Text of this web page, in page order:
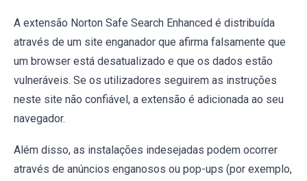
A extensão Norton Safe Search Enhanced é distribuída
através de um site enganador que afirma falsamente que
um browser está desatualizado e que os dados estão
vulneráveis. Se os utilizadores seguirem as instruções
neste site não confiável, a extensão é adicionada ao seu
navegador.
Além disso, as instalações indesejadas podem ocorrer
através de anúncios enganosos ou pop-ups (por exemplo,